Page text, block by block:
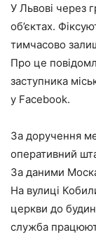
У Львові через
об’єктах.
тимчасово
Про це
заступника
у Facebook.
За доручення
оперативний
За даними
На вулиці
церкви до
служба